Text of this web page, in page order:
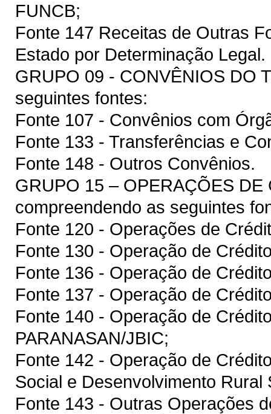
FUNCB;
Fonte 147 Receitas de Outras
Estado por Determinação Legal.
GRUPO 09 - CONVÊNIOS DO
seguintes fontes:
Fonte 107 - Convênios com
Fonte 133 - Transferências e
Fonte 148 - Outros Convênios.
GRUPO 15 – OPERAÇÕES
compreendendo as seguintes
Fonte 120 - Operações de
Fonte 130 - Operação de
Fonte 136 - Operação de
Fonte 137 - Operação de
Fonte 140 - Operação de
PARANASAN/JBIC;
Fonte 142 - Operação de
Social e Desenvolvimento
Fonte 143 - Outras Operações